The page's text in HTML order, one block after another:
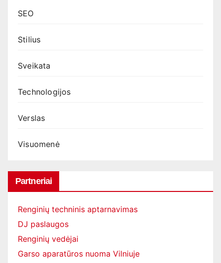
SEO
Stilius
Sveikata
Technologijos
Verslas
Visuomenė
Partneriai
Renginių techninis aptarnavimas
DJ paslaugos
Renginių vedėjai
Garso aparatūros nuoma Vilniuje